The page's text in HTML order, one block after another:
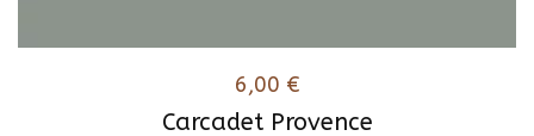
Carcadet Provence
6,00 €